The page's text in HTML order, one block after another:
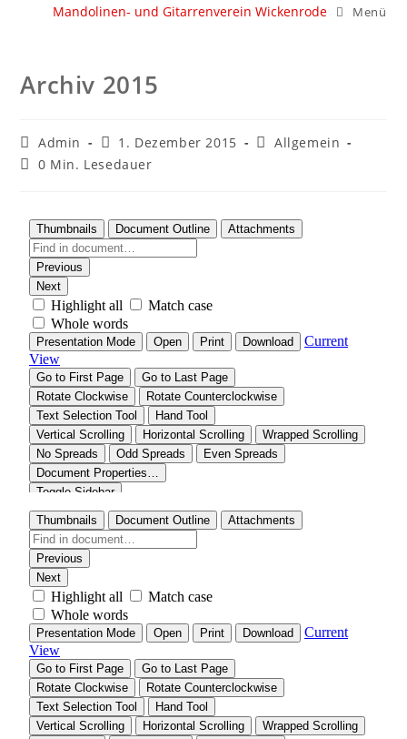
Mandolinen- und Gitarrenverein Wickenrode Menü
Archiv 2015
Admin 1. Dezember 2015
Allgemein
0 Min. Lesedauer